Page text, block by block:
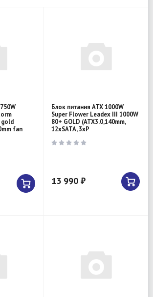
gold
fan
Блок питания ATX 1000W
Super Flower Leadex III 1000W
80+ GOLD (ATX3.0,140mm,
12xSATA, 3xP
13 990 ₽